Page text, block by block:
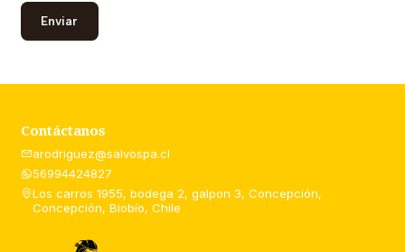
Contáctanos
arodriguez@salvospa.cl
56994424827
Los carros 1955, bodega 2, galpon 3, Concepción,
Concepción, Biobío, Chile